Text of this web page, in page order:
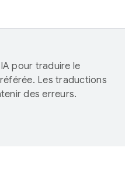
pour traduire le
Les traductions
des erreurs.